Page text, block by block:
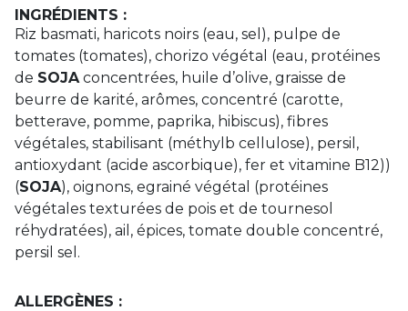
INGRÉDIENTS :
Riz basmati, haricots noirs (eau, sel), pulpe de
tomates (tomates), chorizo végétal (eau, protéines
de SOJAconcentrées, huile d’olive, graisse de
beurre de karité, arômes, concentré (carotte,
betterave, pomme, paprika, hibiscus), fibres
végétales, stabilisant (méthylb cellulose), persil,
antioxydant (acide ascorbique), fer et vitamine B12))
(SOJA), oignons, egrainé végétal (protéines
végétales texturées de pois et de tournesol
réhydratées), ail, épices, tomate double concentré,
persil sel.
ALLERGÈNES :